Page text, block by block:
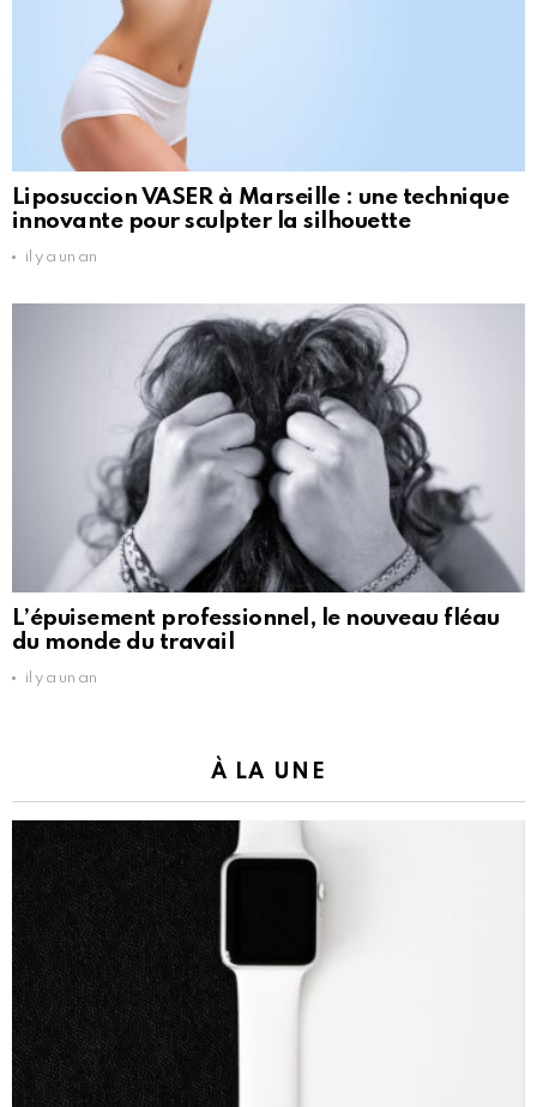
Liposuccion VASER à Marseille : une technique
innovante pour sculpter la silhouette
il y a un an
L’épuisement professionnel, le nouveau fléau
du monde du travail
il y a un an
À LA UNE